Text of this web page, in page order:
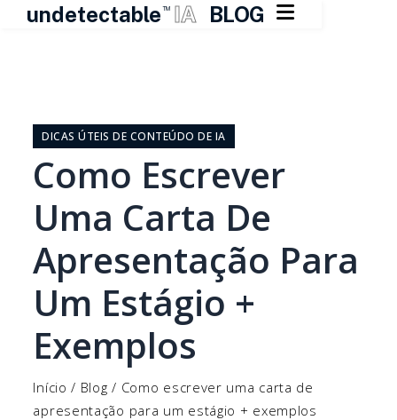
undetectable TM IA BLOG 
conteúdo
DICAS ÚTEIS DE CONTEÚDO DE IA
Como Escrever
Uma Carta De
Apresentação Para
Um Estágio +
Exemplos
Início / Blog / Como escrever uma carta de
apresentação para um estágio + exemplos